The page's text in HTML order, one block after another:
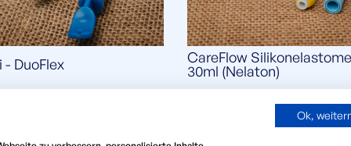
- DuoFlex
CareFlow
30ml (Nelaton)
Ok,